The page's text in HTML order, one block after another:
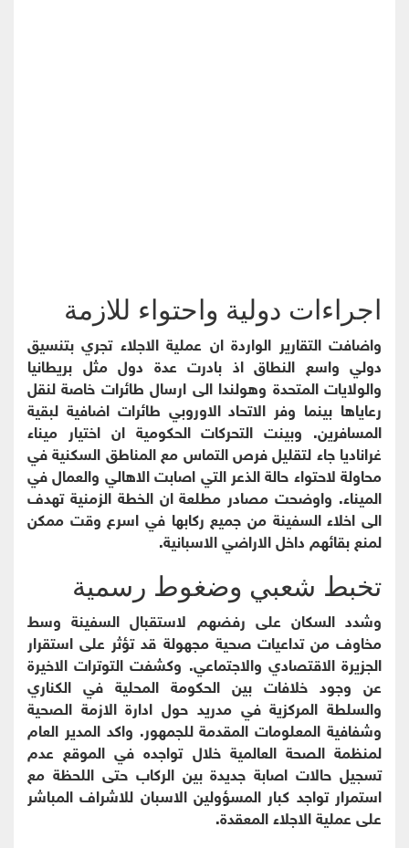
اجراءات دولية واحتواء للازمة
واضافت التقارير الواردة ان عملية الاجلاء تجري بتنسيق
دولي واسع النطاق اذ بادرت عدة دول مثل بريطانيا
والولايات المتحدة وهولندا الى ارسال طائرات خاصة لنقل
رعاياها بينما وفر الاتحاد الاوروبي طائرات اضافية لبقية
المسافرين. وبينت التحركات الحكومية ان اختيار ميناء
غراناديا جاء لتقليل فرص التماس مع المناطق السكنية في
محاولة لاحتواء حالة الذعر التي اصابت الاهالي والعمال في
الميناء. واوضحت مصادر مطلعة ان الخطة الزمنية تهدف
الى اخلاء السفينة من جميع ركابها في اسرع وقت ممكن
لمنع بقائهم داخل الاراضي الاسبانية.
تخبط شعبي وضغوط رسمية
وشدد السكان على رفضهم لاستقبال السفينة وسط
مخاوف من تداعيات صحية مجهولة قد تؤثر على استقرار
الجزيرة الاقتصادي والاجتماعي. وكشفت التوترات الاخيرة
عن وجود خلافات بين الحكومة المحلية في الكناري
والسلطة المركزية في مدريد حول ادارة الازمة الصحية
وشفافية المعلومات المقدمة للجمهور. واكد المدير العام
لمنظمة الصحة العالمية خلال تواجده في الموقع عدم
تسجيل حالات اصابة جديدة بين الركاب حتى اللحظة مع
استمرار تواجد كبار المسؤولين الاسبان للاشراف المباشر
على عملية الاجلاء المعقدة.